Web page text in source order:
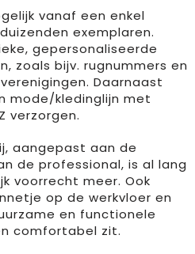
mondkapjes
Nachtkleding
vanaf een enkel
exemplaren.
gepersonaliseerde
zoals bijv. rugnummers en
Daarnaast
mode/kledinglijn met
verzorgen.
aangepast aan de
de professional, is al lang
voorrecht meer. Ook
op de werkvloer en
en functionele
comfortabel zit.